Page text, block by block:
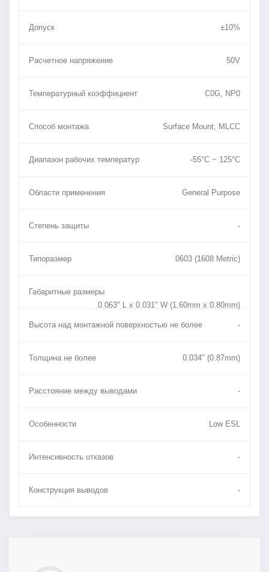
Допуск ±10%
Расчетное напряжение 50V
Температурный коэффициент C0G, NP0
Способ монтажа Surface Mount, MLCC
Диапазон рабочих температур -55°C ~ 125°C
Области применения General Purpose
Степень защиты -
Типоразмер 0603 (1608 Metric)
Габаритные размеры
0.063" L x 0.031" W (1.60mm x 0.80mm)
Высота над монтажной поверхностью не более -
Толщина не более 0.034" (0.87mm)
Расстояние между выводами -
Особенности Low ESL
Интенсивность отказов -
Конструкция выводов -